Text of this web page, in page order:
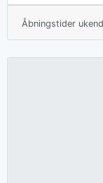
Åbningstider